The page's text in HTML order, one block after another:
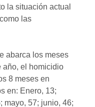
la situación actual
las
abarca los meses
año, el homicidio
8 meses en
en: Enero, 13;
mayo, 57; junio, 46;